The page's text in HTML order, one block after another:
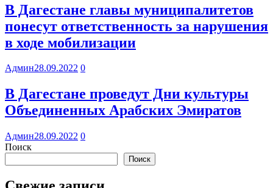
В Дагестане главы муниципалитетов
понесут ответственность за нарушения
в ходе мобилизации
Админ28.09.2022 0
В Дагестане проведут Дни культуры
Объединенных Арабских Эмиратов
Админ28.09.2022 0
Поиск
Поиск